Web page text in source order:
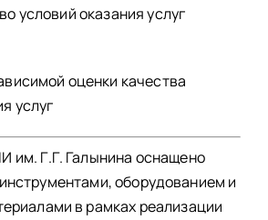
условий оказания услуг
оценки качества
услуг
Г.Г. Галынина оснащено
оборудованием и
в рамках реализации